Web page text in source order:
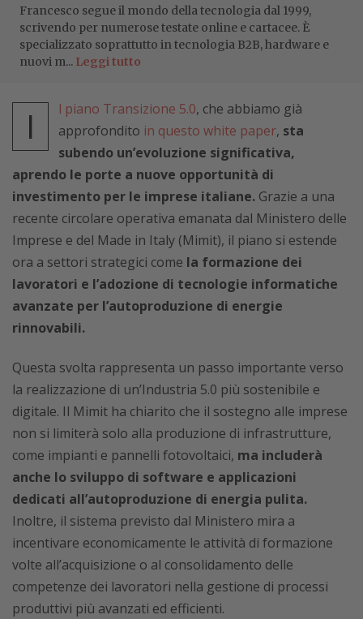
Francesco segue il mondo della tecnologia dal 1999,
scrivendo per numerose testate online e cartacee. È
specializzato soprattutto in tecnologia B2B, hardware e
nuovi m... Leggi tutto
I l piano Transizione 5.0, che abbiamo già
approfondito in questo white paper, sta
subendo un’evoluzione significativa,
aprendo le porte a nuove opportunità di
investimento per le imprese italiane. Grazie a una
recente circolare operativa emanata dal Ministero delle
Imprese e del Made in Italy (Mimit), il piano si estende
ora a settori strategici come la formazione dei
lavoratori e l’adozione di tecnologie informatiche
avanzate per l’autoproduzione di energie
rinnovabili.
Questa svolta rappresenta un passo importante verso
la realizzazione di un’Industria 5.0 più sostenibile e
digitale. Il Mimit ha chiarito che il sostegno alle imprese
non si limiterà solo alla produzione di infrastrutture,
come impianti e pannelli fotovoltaici, ma includerà
anche lo sviluppo di software e applicazioni
dedicati all’autoproduzione di energia pulita.
Inoltre, il sistema previsto dal Ministero mira a
incentivare economicamente le attività di formazione
volte all’acquisizione o al consolidamento delle
competenze dei lavoratori nella gestione di processi
produttivi più avanzati ed efficienti.